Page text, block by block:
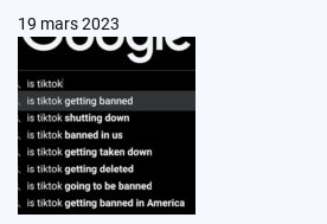
19 mars 2023